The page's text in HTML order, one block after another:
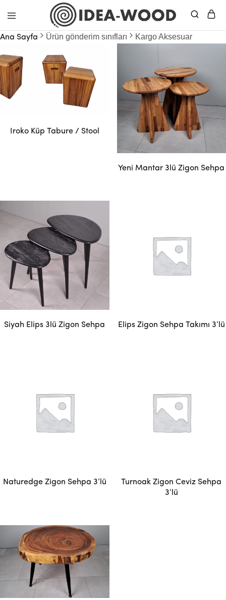
Idea
Wood
Masif
Mobilya
Ana Sayfa Ürün gönderim sınıfları Kargo Aksesuar
Iroko Küp Tabure / Stool
Yeni Mantar 3lü Zigon Sehpa
Siyah Elips 3lü Zigon Sehpa Elips Zigon Sehpa Takımı 3’lü
Naturedge Zigon Sehpa 3’lü
Turnoak Zigon Ceviz Sehpa
3’lü